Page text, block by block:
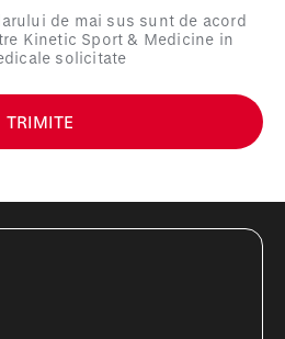
de mai sus sunt de acord
Kinetic Sport & Medicine in
solicitate
TRIMITE